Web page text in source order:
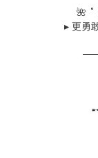
🌺 ˚
▸ 更勇